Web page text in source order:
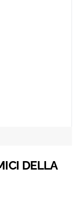
DELLA